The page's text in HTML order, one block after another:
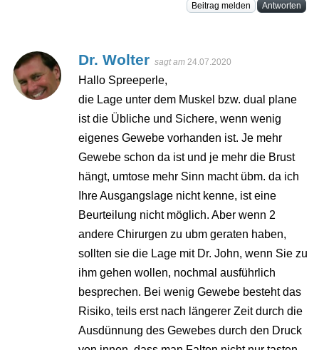
Beitrag melden Antworten
Dr. Wolter sagt am 24.07.2020
Hallo Spreeperle,
die Lage unter dem Muskel bzw. dual plane
ist die Übliche und Sichere, wenn wenig
eigenes Gewebe vorhanden ist. Je mehr
Gewebe schon da ist und je mehr die Brust
hängt, umtose mehr Sinn macht übm. da ich
Ihre Ausgangslage nicht kenne, ist eine
Beurteilung nicht möglich. Aber wenn 2
andere Chirurgen zu ubm geraten haben,
sollten sie die Lage mit Dr. John, wenn Sie zu
ihm gehen wollen, nochmal ausführlich
besprechen. Bei wenig Gewebe besteht das
Risiko, teils erst nach längerer Zeit durch die
Ausdünnung des Gewebes durch den Druck